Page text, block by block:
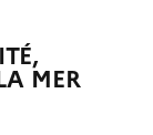
MER